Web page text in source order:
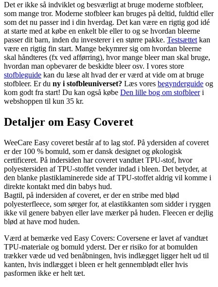
Det er ikke så indviklet og besværligt at bruge moderne stofbleer,
som mange tror. Moderne stofbleer kan bruges på deltid, fuldtid eller
som det nu passer ind i din hverdag. Det kan være en rigtig god idé
at starte med at købe en enkelt ble eller to og se hvordan bleerne
passer dit barn, inden du investerer i en større pakke. Testsættetkan
være en rigtig fin start. Mange bekymrer sig om hvordan bleerne
skal håndteres (fx ved afførring), hvor mange bleer man skal bruge,
hvordan man opbevarer de beskidte bleer osv. I vores store
stofbleguide kan du læse alt hvad der er værd at vide om at bruge
stofbleer. Er du ny i stofbleuniverset? Læs vores begynderguide og
kom godt fra start! Du kan også købe Den lille bog om stofbleeri
webshoppen til kun 35 kr.
Detaljer om Easy Coveret
WeeCare Easy coveret består af to lag stof. På ydersiden af coveret
er der 100 % bomuld, som er dansk designet og økologisk
certificeret. På indersiden har coveret vandtæt TPU-stof, hvor
polyestersiden af TPU-stoffet vender indad i bleen. Det betyder, at
den blanke plastiklaminerede side af TPU-stoffet aldrig vil komme i
direkte kontakt med din babys hud.
Bagtil, på indersiden af coveret, er der en stribe med blød
polyesterfleece, som sørger for, at elastikkanten som sidder i ryggen
ikke vil genere babyen eller lave mærker på huden. Fleecen er dejlig
blød at have mod huden.
Værd at bemærke ved Easy Covers: Coversene er lavet af vandtæt
TPU-materiale og bomuld yderst. Der er risiko for at bomulden
trækker væde ud ved benåbningen, hvis indlægget ligger helt ud til
kanten, hvis indlægget i bleen er helt gennemblødt eller hvis
pasformen ikke er helt tæt.